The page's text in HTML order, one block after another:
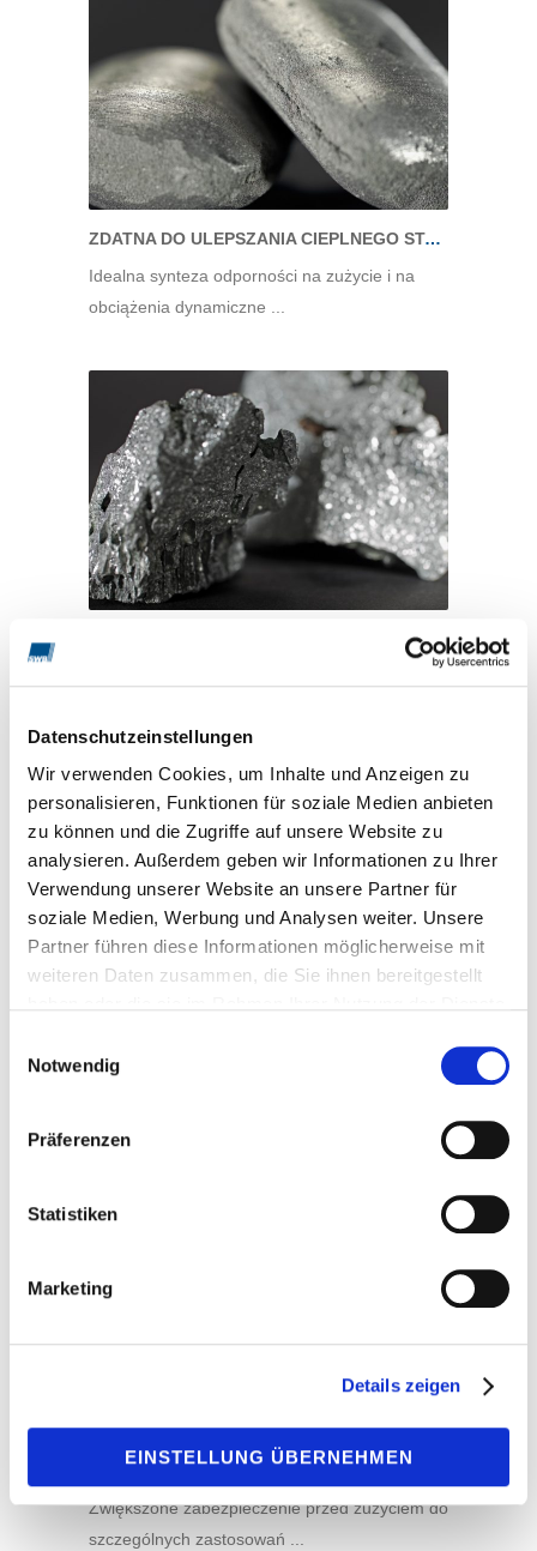
Datenschutzeinstellungen
Wir verwenden Cookies, um Inhalte und Anzeigen zu
personalisieren, Funktionen für soziale Medien anbieten
zu können und die Zugriffe auf unsere Website zu
analysieren. Außerdem geben wir Informationen zu Ihrer
Verwendung unserer Website an unsere Partner für
soziale Medien, Werbung und Analysen weiter. Unsere
Partner führen diese Informationen möglicherweise mit
weiteren Daten zusammen, die Sie ihnen bereitgestellt
sowie Informationen zum Datenschutz und den
Cookiesfinden sie
Notwendig
Präferenzen
Statistiken
Marketing
Details zeigen
EINSTELLUNG ÜBERNEHMEN
ZDATNA DO ULEPSZANIA CIEPLNEGO STAL MARTENOWSKA
Idealna synteza odporności na zużycie i na
obciążenia dynamiczne ...
ZDATNA DO ULEPSZANIA CIEPLNEGO STAL MARTENOWSKA
rozdrabniarkach ...
STOPY ŻELAZA, CHROMU
odporności na zużycie. Głównym obszarem ...
Zwiększone zabezpieczenie przed zużyciem do
szczególnych zastosowań ...